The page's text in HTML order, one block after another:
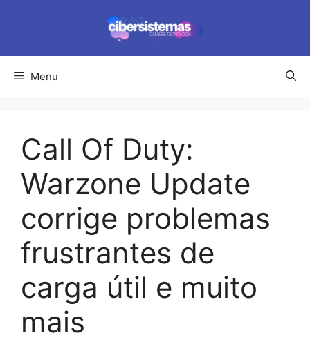
conteúdo
Menu
Call Of Duty:
Warzone Update
corrige problemas
frustrantes de
carga útil e muito
mais